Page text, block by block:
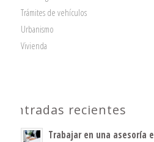
Trámites de vehículos
Urbanismo
Vivienda
Entradas recientes
Trabajar en una asesoría